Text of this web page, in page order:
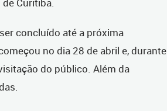
concluído até a próxima
no dia 28 de abril e, durante
do público. Além da